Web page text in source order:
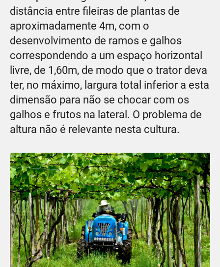
distância entre fileiras de plantas de
aproximadamente 4m, com o
desenvolvimento de ramos e galhos
correspondendo a um espaço horizontal
livre, de 1,60m, de modo que o trator deva
ter, no máximo, largura total inferior a esta
dimensão para não se chocar com os
galhos e frutos na lateral. O problema de
altura não é relevante nesta cultura.